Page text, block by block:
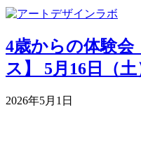
4歳からの体験会
ス】 5月16日（
2026年5月1日